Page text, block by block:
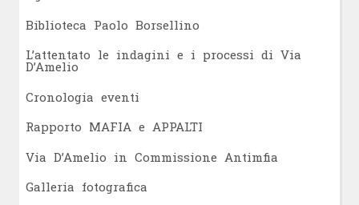
Biblioteca Paolo Borsellino
L’attentato le indagini e i processi di Via
D’Amelio
Cronologia eventi
Rapporto MAFIA e APPALTI
Via D’Amelio in Commissione Antimfia
Galleria fotografica